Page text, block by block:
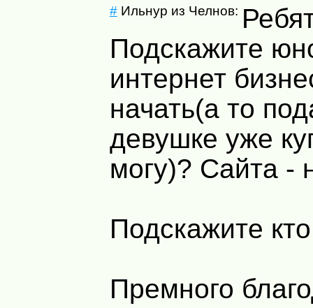
#Ильнур из Челнов:
Подскажите
интернет
начать(а то
девушке уже
могу)? Сайта -
Подскажите
Премного